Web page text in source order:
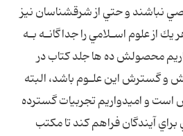
نباشند و حتي از شرقشناسان نيز
از علوم اسـلامي را جداگانـه بـه
محصولش ده ها جلد كتاب در
و گسترش اين علـوم باشد، البته
است و اميدواريم تجربيات گسترده
آيندگان فراهم كند تا مكتب